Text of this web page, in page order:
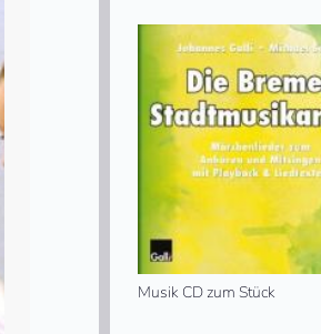
Musik CD zum Stück